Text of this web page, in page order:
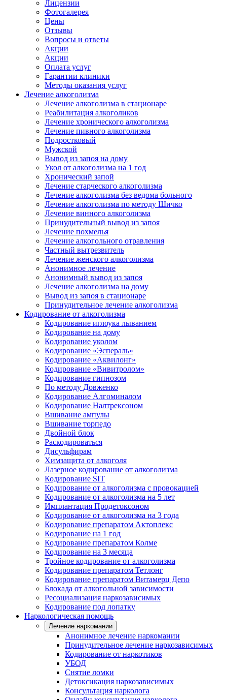
Лицензии
Фотогалерея
Цены
Отзывы
Вопросы и ответы
Акции
Акции
Оплата услуг
Гарантии клиники
Методы оказания услуг
Лечение алкоголизма
Лечение алкоголизма в стационаре
Реабилитация алкоголиков
Лечение хронического алкоголизма
Лечение пивного алкоголизма
Подростковый
Мужской
Вывод из запоя на дому
Укол от алкоголизма на 1 год
Хронический запой
Лечение старческого алкоголизма
Лечение алкоголизма без ведома больного
Лечение алкоголизма по методу Шичко
Лечение винного алкоголизма
Принудительный вывод из запоя
Лечение похмелья
Лечение алкогольного отравления
Частный вытрезвитель
Лечение женского алкоголизма
Анонимное лечение
Анонимный вывод из запоя
Лечение алкоголизма на дому
Вывод из запоя в стационаре
Принудительное лечение алкоголизма
Кодирование от алкоголизма
Кодирование иглоука лыванием
Кодирование на дому
Кодирование уколом
Кодирование «Эспераль»
Кодирование «Аквилонг»
Кодирование «Вивитролом»
Кодирование гипнозом
По методу Довженко
Кодирование Алгоминалом
Кодирование Налтрексоном
Вшивание ампулы
Вшивание торпедо
Двойной блок
Раскодироваться
Дисульфирам
Химзащита от алкоголя
Лазерное кодирование от алкоголизма
Кодирование SIT
Кодирование от алкоголизма с провокацией
Кодирование от алкоголизма на 5 лет
Имплантация Продетоксоном
Кодирование от алкоголизма на 3 года
Кодирование препаратом Актоплекс
Кодирование на 1 год
Кодирование препаратом Колме
Кодирование на 3 месяца
Тройное кодирование от алкоголизма
Кодирование препаратом Тетлонг
Кодирование препаратом Витамерц Депо
Блокада от алкогольной зависимости
Ресоциализация наркозависимых
Кодирование под лопатку
Наркологическая помощь
Лечение наркомании
Анонимное лечение наркомании
Принудительное лечение наркозависимых
Кодирование от наркотиков
УБОД
Снятие ломки
Детоксикация наркозависимых
Консультация нарколога